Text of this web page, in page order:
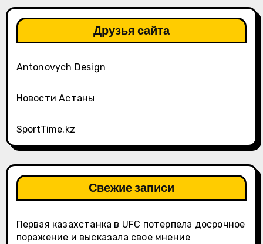
Друзья сайта
Antonovych Design
Новости Астаны
SportTime.kz
Свежие записи
Первая казахстанка в UFC потерпела досрочное
поражение и высказала свое мнение